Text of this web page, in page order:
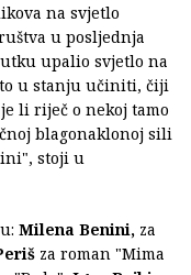
na svjetlo
u posljednja
upalio svjetlo na
u stanju učiniti, čiji
li riječ o nekoj tamo
blagonaklonoj sili
stoji u
Milena Benini, za
za roman "Mima